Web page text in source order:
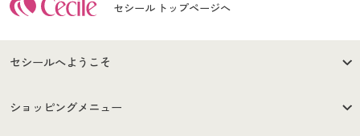
セシール トップページへ
セシールへようこそ
はじめての方へ
ショッピングメニュー